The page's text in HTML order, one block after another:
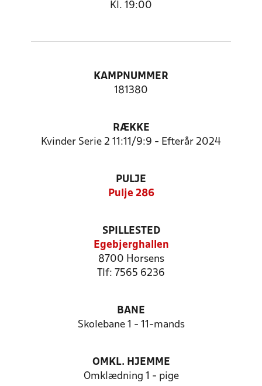
Kl. 19:00
KAMPNUMMER
181380
RÆKKE
Kvinder Serie 2 11:11/9:9 - Efterår 2024
PULJE
Pulje 286
SPILLESTED
Egebjerghallen
8700 Horsens
Tlf: 7565 6236
BANE
Skolebane 1 - 11-mands
OMKL. HJEMME
Omklædning 1 - pige